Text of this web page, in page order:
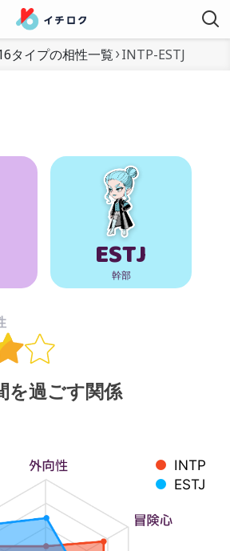
タイプの相性一覧 INTP-ESTJ
ESTJ
幹部
を過ごす関係
INTP
ESTJ